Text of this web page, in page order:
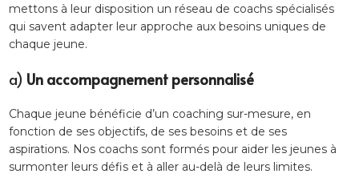
mettons à leur disposition un réseau de coachs spécialisés
qui savent adapter leur approche aux besoins uniques de
chaque jeune.
a) Un accompagnement personnalisé
Chaque jeune bénéficie d’un coaching sur-mesure, en
fonction de ses objectifs, de ses besoins et de ses
aspirations. Nos coachs sont formés pour aider les jeunes à
surmonter leurs défis et à aller au-delà de leurs limites.